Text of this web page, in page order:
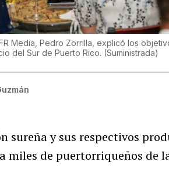
Media, Pedro Zorrilla, explicó los
del Sur de Puerto Rico. (Suministrada)
sureña y sus respectivos
miles de puertorriqueños de